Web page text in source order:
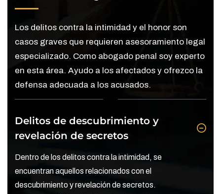
Los delitos contra la intimidad y el honor son
casos graves que requieren asesoramiento legal
especializado. Como abogado penal soy experto
en esta área. Ayudo a los afectados y ofrezco la
defensa adecuada a los acusados.
Delitos de descubrimiento y
revelación de secretos
Dentro de los delitos contra la intimidad, se
encuentran aquellos relacionados con el
descubrimiento y revelación de secretos.